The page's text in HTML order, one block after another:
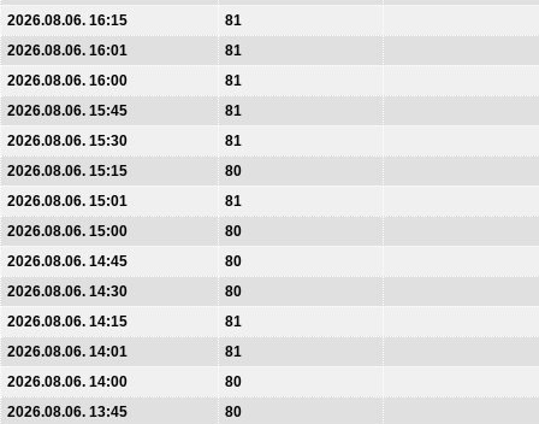
2026.08.06. 16:15
81
2026.08.06. 16:01
81
2026.08.06. 16:00
81
2026.08.06. 15:45
81
2026.08.06. 15:30
81
2026.08.06. 15:15
80
2026.08.06. 15:01
81
2026.08.06. 15:00
80
2026.08.06. 14:45
80
2026.08.06. 14:30
80
2026.08.06. 14:15
81
2026.08.06. 14:01
81
2026.08.06. 14:00
80
2026.08.06. 13:45
80